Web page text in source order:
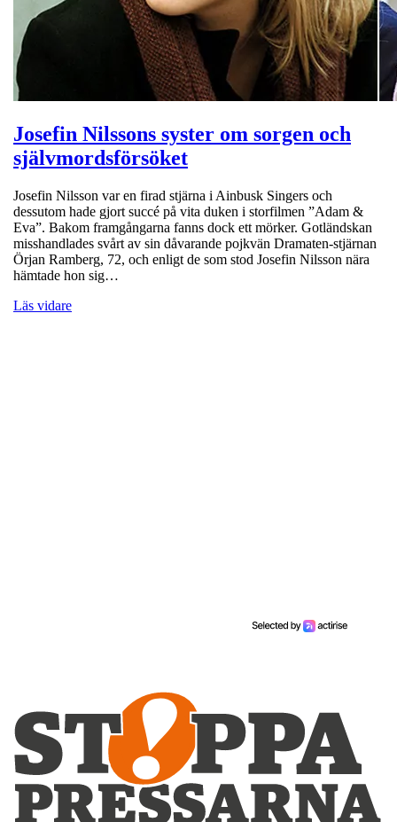
Josefin Nilssons syster om sorgen och
självmordsförsöket
Josefin Nilsson var en firad stjärna i Ainbusk Singers och
dessutom hade gjort succé på vita duken i storfilmen ”Adam &
Eva”. Bakom framgångarna fanns dock ett mörker. Gotländskan
misshandlades svårt av sin dåvarande pojkvän Dramaten-stjärnan
Örjan Ramberg, 72, och enligt de som stod Josefin Nilsson nära
hämtade hon sig…
Läs vidare